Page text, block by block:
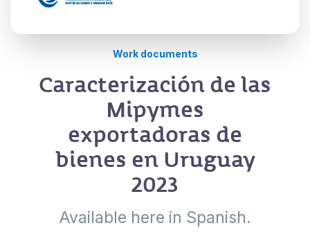
Work documents
Caracterización de las
Mipymes
exportadoras de
bienes en Uruguay
2023
Available here in Spanish.